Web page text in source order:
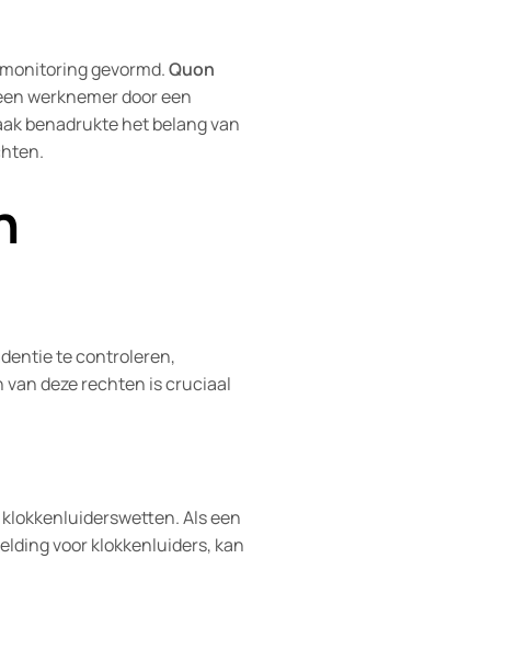
gevormd.Quon
werknemer door een
benadrukte het belang van
te controleren,
deze rechten is cruciaal
Als een
voor klokkenluiders, kan